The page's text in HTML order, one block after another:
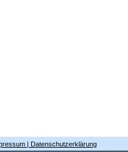
| Datenschutzerklärung